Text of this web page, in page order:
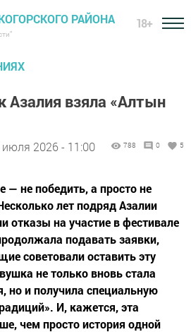
РАЙОНА 18+
Азалия взяла «Алтын
2026 - 11:00 788 0 5
— не победить, а просто не
лет подряд Азалии
отказы на участие в фестивале
подавать заявки,
советовали оставить эту
не только вновь стала
но и получила специальную
И, кажется, эта
чем просто история одной